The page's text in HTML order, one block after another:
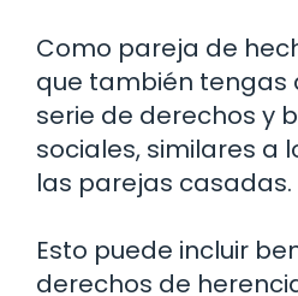
Como pareja de
que también tengas
serie de derechos y
sociales, similares a
las parejas casadas.
Esto puede incluir
derechos de